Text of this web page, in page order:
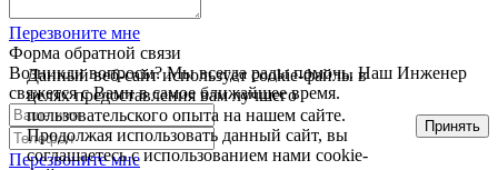
Перезвоните мне
Форма обратной связи
Возникли вопросы? Мы всегда рады помочь. Наш Инженер
свяжется с Вами в самое ближайшее время.
Перезвоните мне
Данный веб-сайт использует cookie-файлы в
целях предоставления вам лучшего
пользовательского опыта на нашем сайте.
Продолжая использовать данный сайт, вы
соглашаетесь с использованием нами cookie-
Принять